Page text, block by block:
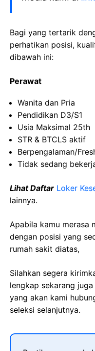
Bagi yang tertarik
perhatikan posisi,
dibawah ini:
Perawat
Wanita dan Pria
Pendidikan D3/S1
Usia Maksimal 25th
STR & BTCLS aktif
Berpengalaman/
Tidak sedang
Lihat Daftar Loker
lainnya.
Apabila kamu merasa
dengan posisi yang
rumah sakit diatas,
Silahkan segera
lengkap sekarang
yang akan kami
seleksi selanjutnya.